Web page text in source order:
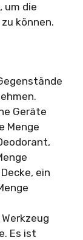
um die
können.
Geräte
Menge
ein
Es ist